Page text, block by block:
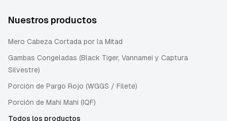
Nuestros productos
Mero Cabeza Cortada por la Mitad
Gambas Congeladas (Black Tiger, Vannamei y Captura
Silvestre)
Porción de Pargo Rojo (WGGS / Filete)
Porción de Mahi Mahi (IQF)
Todos los productos